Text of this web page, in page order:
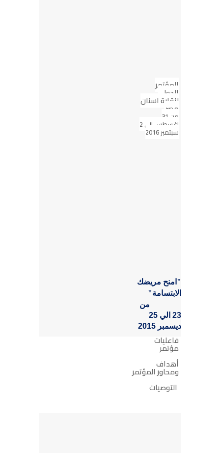
المؤتمر
الدولى
لنقابة اسنان
مصر
من 31
اغسطس الى 2
سبتمبر 2016
"امنح مريضك
الابتسامة"
من
23 الي 25
ديسمبر 2015
فاعليات
مؤتمر
أهداف
ومحاور المؤتمر
التوصيات